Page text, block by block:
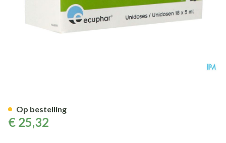
€ 25,32
Op bestelling